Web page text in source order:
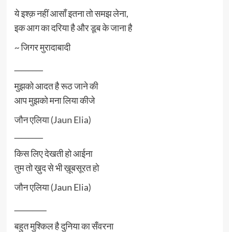
ये इश्क़ नहीं आसाँ इतना तो समझ लेना,
इक आग का दरिया है और डूब के जाना है
~ जिगर मुरादाबादी
मुझको आदत है रूठ जाने की
आप मुझको मना लिया कीजे
जौन एलिया (Jaun Elia)
किस लिए देखती हो आईना
तुम तो ख़ुद से भी ख़ूबसूरत हो
जौन एलिया (Jaun Elia)
बहुत मुश्किल है दुनिया का सँवरना